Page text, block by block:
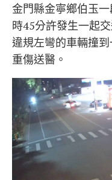
金門縣金寧鄉伯玉
時45分許發生一起
違規左彎的車輛撞
重傷送醫。